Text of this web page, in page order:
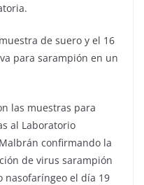
de suero y el 16
para sarampión en un
las muestras para
al Laboratorio
confirmando la
de virus sarampión
nasofaríngeo el día 19